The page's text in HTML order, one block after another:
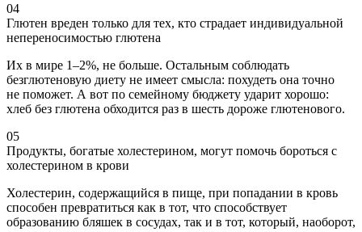
04
Глютен вреден только для тех, кто страдает индивидуальной
непереносимостью глютена
Их в мире 1–2%, не больше. Остальным соблюдать
безглютеновую диету не имеет смысла: похудеть она точно
не поможет. А вот по семейному бюджету ударит хорошо:
хлеб без глютена обходится раз в шесть дороже глютенового.
05
Продукты, богатые холестерином, могут помочь бороться с
холестерином в крови
Холестерин, содержащийся в пище, при попадании в кровь
способен превратиться как в тот, что способствует
образованию бляшек в сосудах, так и в тот, который, наоборот,